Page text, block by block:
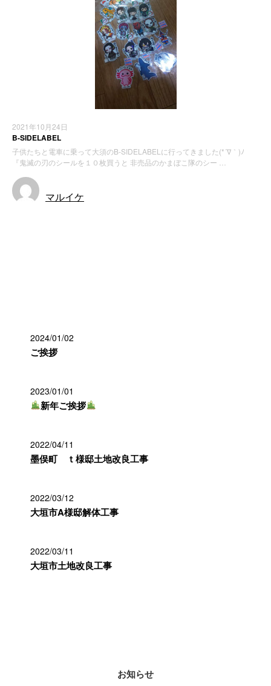
2021年10月24日
B-SIDELABEL
子供たちと電車に乗って大須のB-SIDELABELに行ってきました(*´∇｀)ﾉ
『鬼滅の刃のシールを１０枚買うと 非売品のかまぼこ隊のシー …
マルイケ
2024/01/02
ご挨拶
2023/01/01
新年ご挨拶
2022/04/11
墨俣町 ｔ様邸土地改良工事
2022/03/12
大垣市A様邸解体工事
2022/03/11
大垣市土地改良工事
お知らせ